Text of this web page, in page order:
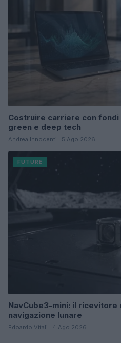
Costruire carriere con fondi
green e deep tech
Andrea Innocenti · 5 Ago 2026
FUTURE
NavCube3-mini: il ricevitore
navigazione lunare
Edoardo Vitali · 4 Ago 2026